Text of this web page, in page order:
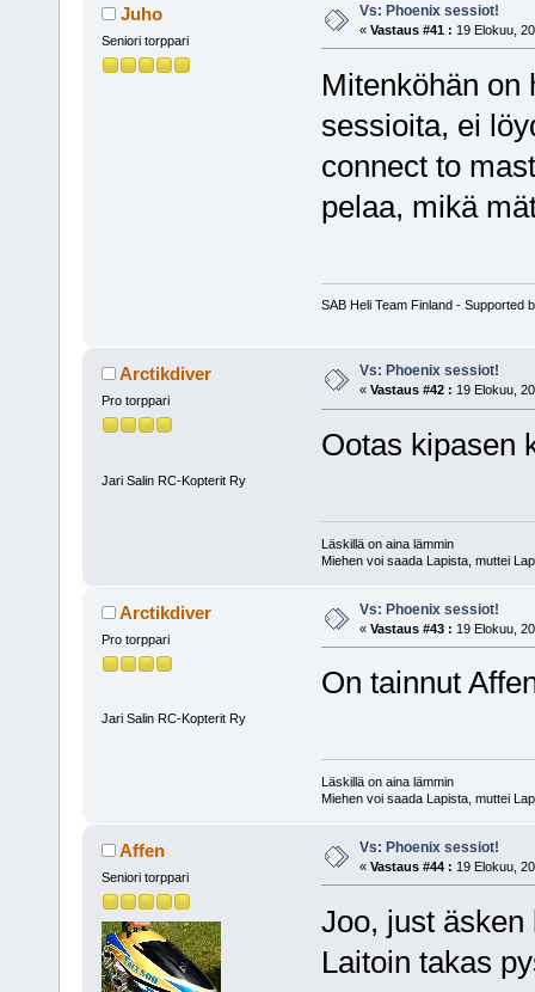
Juho
Seniori torppari
Vs: Phoenix sessiot!
« Vastaus #41 : 19 Elokuu,
Mitenköhän on
sessioita, ei
connect to
pelaa, mikä
SAB Heli Team Finland - Supported
Arctikdiver
Pro torppari
Jari Salin RC-Kopterit Ry
Vs: Phoenix sessiot!
« Vastaus #42 : 19 Elokuu,
Ootas kipasen
Läskillä on aina lämmin
Miehen voi saada Lapista, muttei
Arctikdiver
Pro torppari
Jari Salin RC-Kopterit Ry
Vs: Phoenix sessiot!
« Vastaus #43 : 19 Elokuu,
On tainnut
Läskillä on aina lämmin
Miehen voi saada Lapista, muttei
Affen
Seniori torppari
Vs: Phoenix sessiot!
« Vastaus #44 : 19 Elokuu,
Joo, just äsken
Laitoin takas